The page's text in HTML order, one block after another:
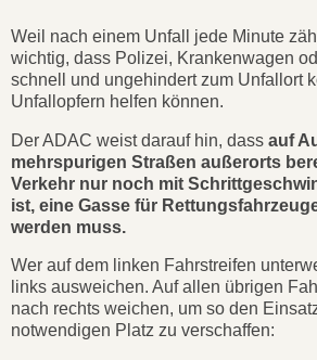
Weil nach einem Unfall jede Minute
wichtig, dass Polizei, Krankenwagen
schnell und ungehindert zum Unfallort
Unfallopfern helfen können.
Der ADAC weist darauf hin, dass auf
mehrspurigen Straßen außerorts
Verkehr nur noch mit
ist, eine Gasse für
werden muss.
Wer auf dem linken Fahrstreifen
links ausweichen. Auf allen übrigen
nach rechts weichen, um so den
notwendigen Platz zu verschaffen: